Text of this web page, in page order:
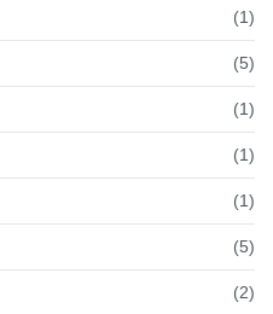
(1)
(5)
(1)
(1)
(1)
(5)
(2)